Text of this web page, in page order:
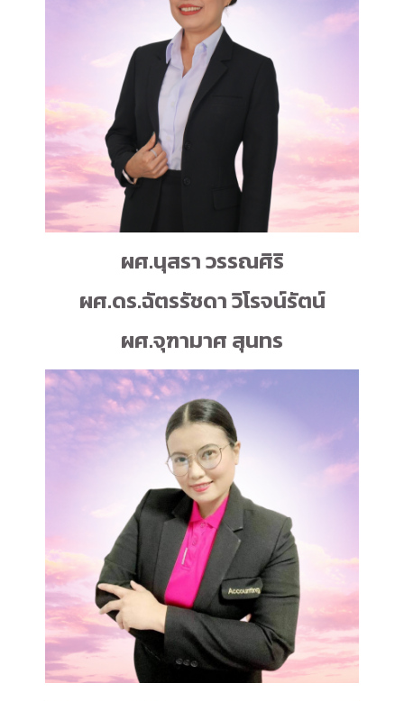
ผศ.นุสรา วรรณศิริ
ผศ.ดร.ฉัตรรัชดา วิโรจน์รัตน์
ผศ.จุฑามาศ สุนทร